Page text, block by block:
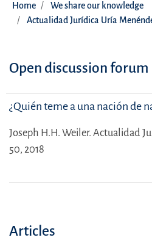
Home
We share our knowledge
Actualidad Jurídica Uría
Open discussion forum
¿Quién teme a una nación de
Joseph H.H. Weiler. Actualidad
50, 2018
Articles